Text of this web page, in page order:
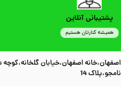
پشتیبانی آنلاین
همیشه کنارتان هستیم
اصفهان،خانه اصفهان،خیابان
نامجو،پلاک 14